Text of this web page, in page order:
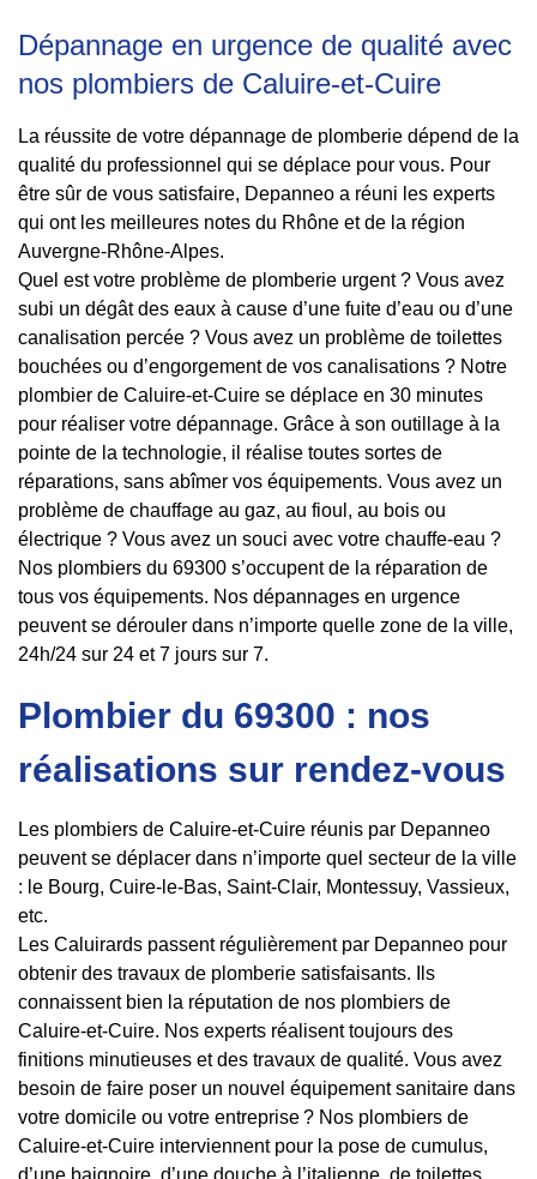
Dépannage en urgence de qualité avec
nos plombiers de Caluire-et-Cuire
La réussite de votre dépannage de plomberie dépend de la
qualité du professionnel qui se déplace pour vous. Pour
être sûr de vous satisfaire, Depanneo a réuni les experts
qui ont les meilleures notes du Rhône et de la région
Auvergne-Rhône-Alpes.
Quel est votre problème de plomberie urgent ? Vous avez
subi un dégât des eaux à cause d’une fuite d’eau ou d’une
canalisation percée ? Vous avez un problème de toilettes
bouchées ou d’engorgement de vos canalisations ? Notre
plombier de Caluire-et-Cuire se déplace en 30 minutes
pour réaliser votre dépannage. Grâce à son outillage à la
pointe de la technologie, il réalise toutes sortes de
réparations, sans abîmer vos équipements. Vous avez un
problème de chauffage au gaz, au fioul, au bois ou
électrique ? Vous avez un souci avec votre chauffe-eau ?
Nos plombiers du 69300 s’occupent de la réparation de
tous vos équipements. Nos dépannages en urgence
peuvent se dérouler dans n’importe quelle zone de la ville,
24h/24 sur 24 et 7 jours sur 7.
Plombier du 69300 : nos
réalisations sur rendez-vous
Les plombiers de Caluire-et-Cuire réunis par Depanneo
peuvent se déplacer dans n’importe quel secteur de la ville
: le Bourg, Cuire-le-Bas, Saint-Clair, Montessuy, Vassieux,
etc.
Les Caluirards passent régulièrement par Depanneo pour
obtenir des travaux de plomberie satisfaisants. Ils
connaissent bien la réputation de nos plombiers de
Caluire-et-Cuire. Nos experts réalisent toujours des
finitions minutieuses et des travaux de qualité. Vous avez
besoin de faire poser un nouvel équipement sanitaire dans
votre domicile ou votre entreprise ? Nos plombiers de
Caluire-et-Cuire interviennent pour la pose de cumulus,